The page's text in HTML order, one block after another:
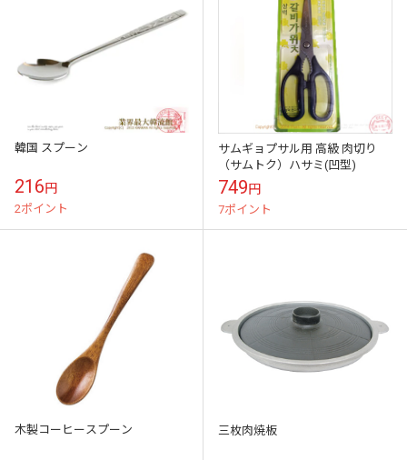
韓国 スプーン
216円
2ポイント
サムギョプサル用 高級 肉切り
（サムトク）ハサミ(凹型)
749円
7ポイント
木製コーヒースプーン 三枚肉焼板